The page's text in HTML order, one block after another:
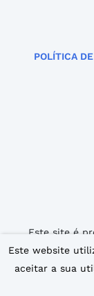
POLÍTICA
Este site é
Política de
© 2007 –
Este website
aceitar a sua